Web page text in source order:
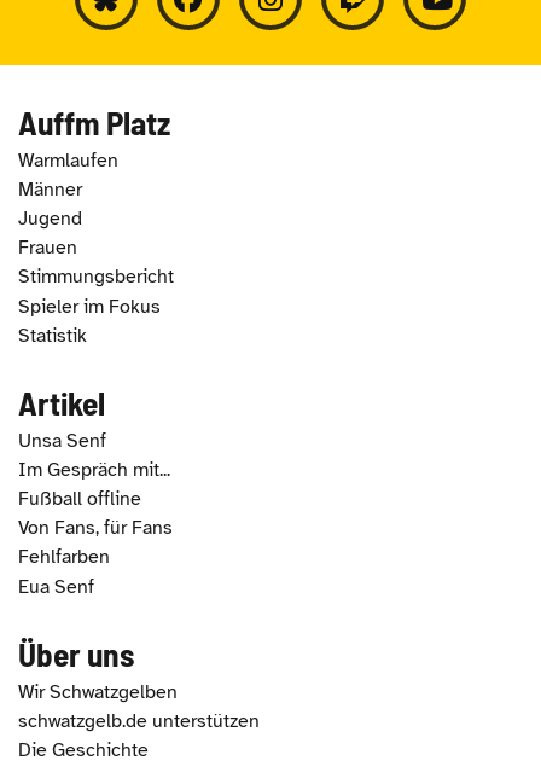
Auffm Platz
Warmlaufen
Männer
Jugend
Frauen
Stimmungsbericht
Spieler im Fokus
Statistik
Artikel
Unsa Senf
Im Gespräch mit...
Fußball offline
Von Fans, für Fans
Fehlfarben
Eua Senf
Über uns
Wir Schwatzgelben
schwatzgelb.de unterstützen
Die Geschichte